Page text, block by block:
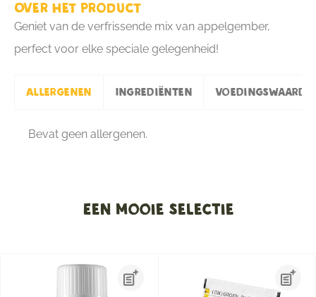
Over het product
Geniet van de verfrissende mix van appelgember,
perfect voor elke speciale gelegenheid!
Allergenen Ingrediënten
Bevat geen allergenen.
Een mooie selectie